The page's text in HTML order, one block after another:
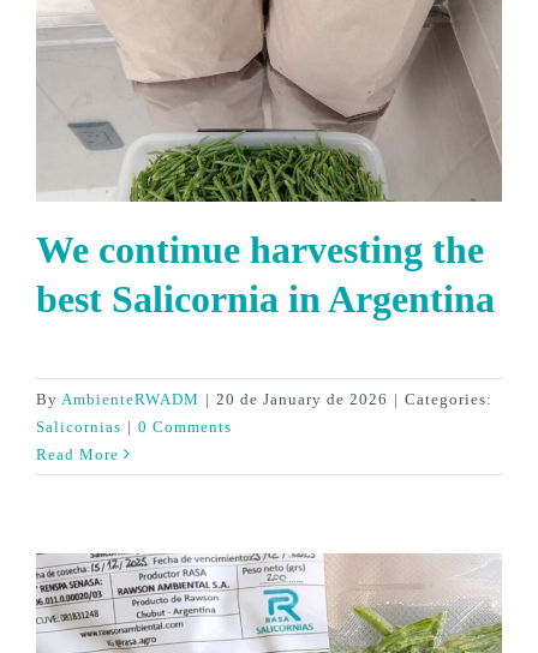
We continue harvesting the
best Salicornia in Argentina
By AmbienteRWADM | 20 de January de 2026 | Categories:
Salicornias | 0 Comments
Read More